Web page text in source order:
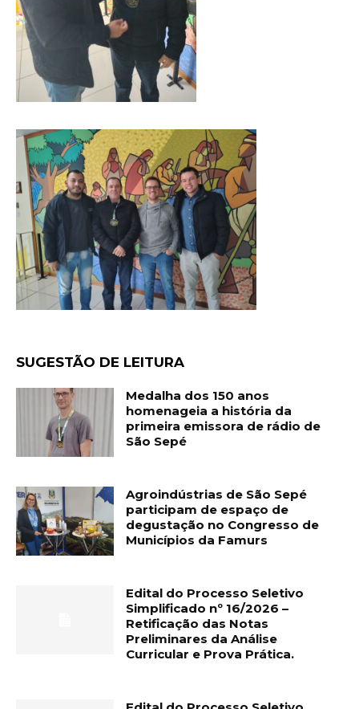
SUGESTÃO DE LEITURA
Medalha dos 150 anos
homenageia a história da
primeira emissora de rádio de
São Sepé
Agroindústrias de São Sepé
participam de espaço de
degustação no Congresso de
Municípios da Famurs
Edital do Processo Seletivo
Simplificado nº 16/2026 –
Retificação das Notas
Preliminares da Análise
Curricular e Prova Prática.